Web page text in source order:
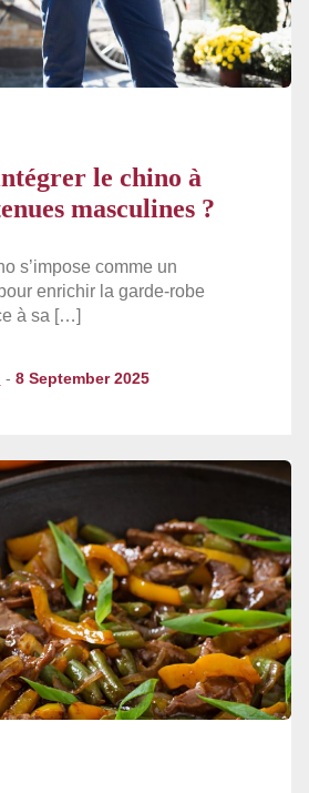
le chino à
masculines ?
s’impose comme un
enrichir la garde-robe
à sa […]
- 8 September 2025